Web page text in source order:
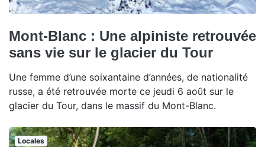
Mont-Blanc : Une alpiniste retrouvée
sans vie sur le glacier du Tour
Une femme d’une soixantaine d’années, de nationalité
russe, a été retrouvée morte ce jeudi 6 août sur le
glacier du Tour, dans le massif du Mont-Blanc.
Locales